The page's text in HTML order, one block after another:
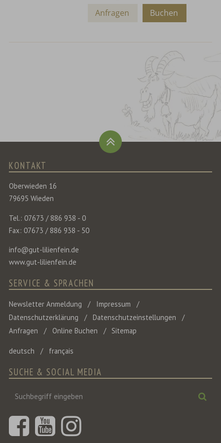
Buchen
Anfragen
KONTAKT
Oberwieden 16
79695 Wieden
Tel.: 07673 / 886 938 - 0
Fax: 07673 / 886 938 - 50
info@gut-lilienfein.de
www.gut-lilienfein.de
SERVICE & SPRACHEN
Newsletter Anmeldung
Impressum
Datenschutzerklärung
Datenschutzeinstellungen
Anfragen
Online Buchen Sitemap
deutsch français
SUCHE & SOCIAL MEDIA
Suchbegriff